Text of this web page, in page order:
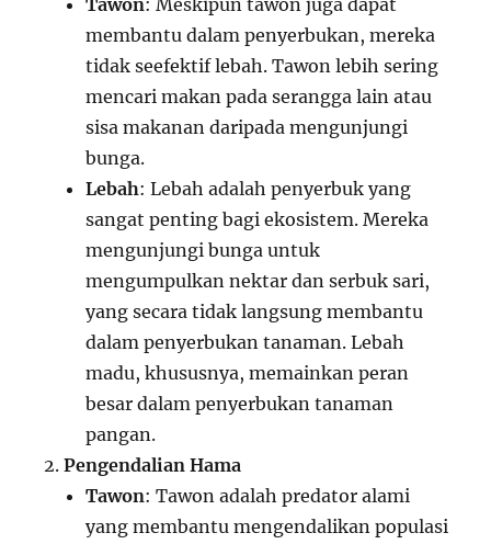
membantu dalam penyerbukan, mereka
tidak seefektif lebah. Tawon lebih sering
mencari makan pada serangga lain atau
sisa makanan daripada mengunjungi
bunga.
Lebah: Lebah adalah penyerbuk yang
sangat penting bagi ekosistem. Mereka
mengunjungi bunga untuk
mengumpulkan nektar dan serbuk sari,
yang secara tidak langsung membantu
dalam penyerbukan tanaman. Lebah
madu, khususnya, memainkan peran
besar dalam penyerbukan tanaman
pangan.
Pengendalian Hama
Tawon: Tawon adalah predator alami
yang membantu mengendalikan populasi